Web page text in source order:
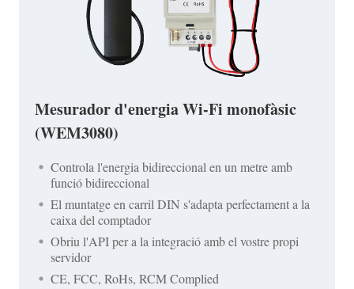
Mesurador d'energia Wi-Fi monofàsic
(WEM3080)
Controla l'energia bidireccional en un metre amb
funció bidireccional
El muntatge en carril DIN s'adapta perfectament a la
caixa del comptador
Obriu l'API per a la integració amb el vostre propi
servidor
CE, FCC, RoHs, RCM Complied